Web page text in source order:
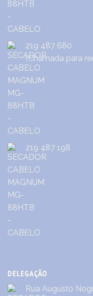
219 487 680
(Chamada para
219 487 198
DELEGAÇÃO
Rua Augusto